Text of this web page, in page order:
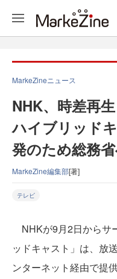
MarkeZineニュース
NHK、時差再
ハイブリッド
発のため総務
MarkeZine編集部[著]
テレビ
NHKが9月2日からサ
ッドキャスト」は、放
ンターネット経由で提